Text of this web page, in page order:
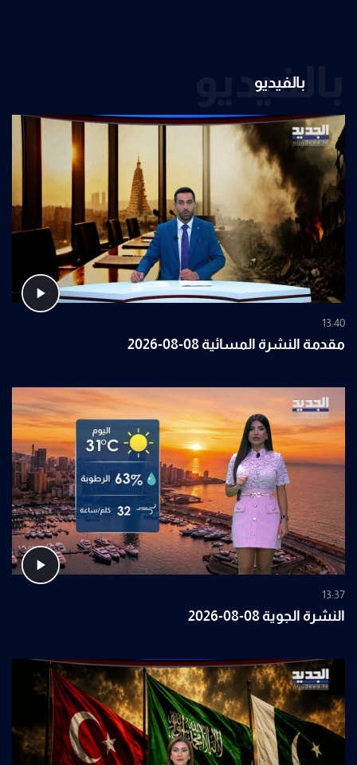
بالفيديو
بالفيديو
13:40
مقدمة النشرة المسائية 08-08-2026
13:37
النشرة الجوية 08-08-2026